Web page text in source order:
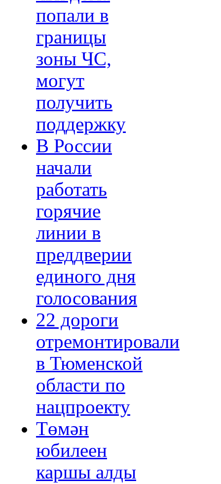
попали в
границы
зоны ЧС,
могут
получить
поддержку
В России
начали
работать
горячие
линии в
преддверии
единого дня
голосования
22 дороги
отремонтировали
в Тюменской
области по
нацпроекту
Төмән
юбилеен
каршы алды